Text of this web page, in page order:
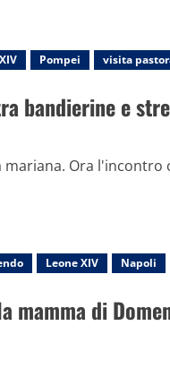
Pompei visita
bandierine e
mariana. Ora
Leone XIV Napoli
mamma di